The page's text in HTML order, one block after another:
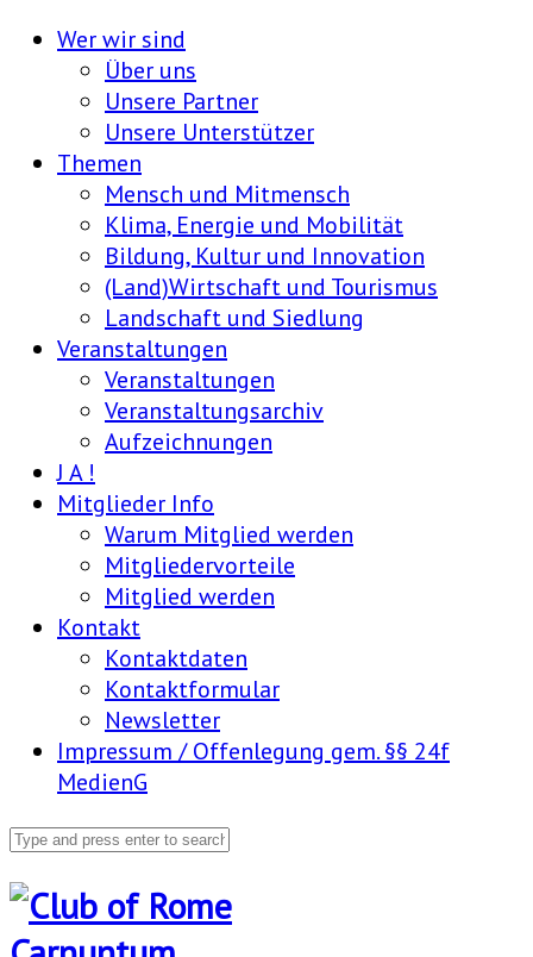
Wer wir sind
Über uns
Unsere Partner
Unsere Unterstützer
Themen
Mensch und Mitmensch
Klima, Energie und Mobilität
Bildung, Kultur und Innovation
(Land)Wirtschaft und Tourismus
Landschaft und Siedlung
Veranstaltungen
Veranstaltungen
Veranstaltungsarchiv
Aufzeichnungen
J A !
Mitglieder Info
Warum Mitglied werden
Mitgliedervorteile
Mitglied werden
Kontakt
Kontaktdaten
Kontaktformular
Newsletter
Impressum / Offenlegung gem. §§ 24f
MedienG